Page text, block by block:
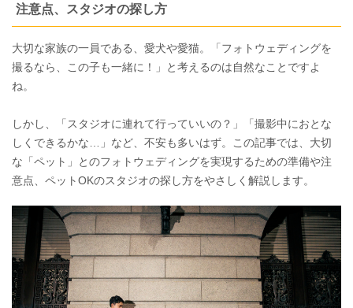
注意点、スタジオの探し方
大切な家族の一員である、愛犬や愛猫。「フォトウェディングを
撮るなら、この子も一緒に！」と考えるのは自然なことですよ
ね。
しかし、「スタジオに連れて行っていいの？」「撮影中におとな
しくできるかな…」など、不安も多いはず。この記事では、大切
な「ペット」とのフォトウェディングを実現するための準備や注
意点、ペットOKのスタジオの探し方をやさしく解説します。